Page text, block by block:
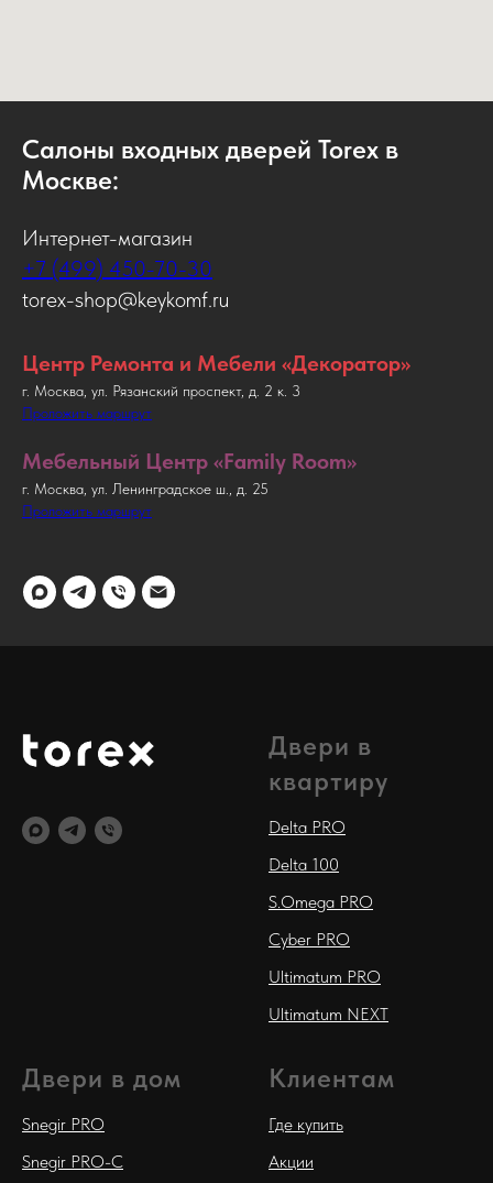
Салоны входных дверей Torex в
Москве:
Интернет-магазин
+7 (499) 450-70-30
torex-shop@keykomf.ru
Центр Ремонта и Мебели «Декоратор»
г. Москва, ул. Рязанский проспект, д. 2 к. 3
Проложить маршрут
Мебельный Центр «Family Room»
г. Москва, ул. Ленинградское ш., д. 25
Проложить маршрут
Двери в
квартиру
Delta PRO
Delta 100
S.Omega PRO
Cyber PRO
Ultimatum PRO
Ultimatum NEXT
Двери в дом
Snegir PRO
Snegir PRO-C
Клиентам
Где купить
Акции